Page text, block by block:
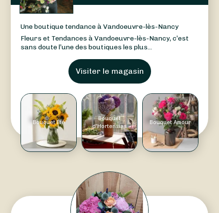
Une boutique tendance à Vandoeuvre-lès-Nancy
Fleurs et Tendances à Vandoeuvre-lès-Nancy, c’est
sans doute l’une des boutiques les plus...
Visiter le magasin
Bouquet Été
Bouquet
d'Hortensias
Bouquet Amour